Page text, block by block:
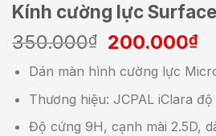
Kính cường lực
350.000₫
Giá
gốc
là:
350.000₫.
200.000₫Giá
Dán màn hình cường lực
Thương hiệu: JCPAL iClara
Độ cứng 9H, cạnh mài 2.5D,